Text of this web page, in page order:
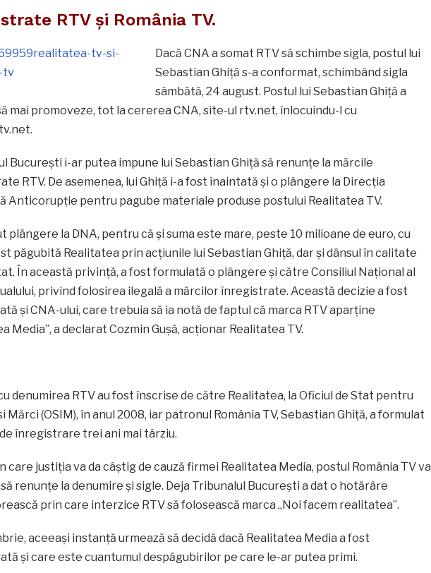
RTV şi România TV.
Dacă CNA a somat RTV să schimbe sigla, postul lui
Sebastian Ghiţă s-a conformat, schimbând sigla
sâmbătă, 24 august. Postul lui Sebastian Ghiță a
mai promoveze, tot la cererea CNA, site-ul rtv.net, înlocuindu-l cu
Bucureşti i-ar putea impune lui Sebastian Ghiţă să renunţe la mărcile
RTV. De asemenea, lui Ghiţă i-a fost înaintată şi o plângere la Direcţia
Anticorupţie pentru pagube materiale produse postului Realitatea TV.
plângere la DNA, pentru că şi suma este mare, peste 10 milioane de euro, cu
păgubită Realitatea prin acţiunile lui Sebastian Ghiţă, dar şi dânsul în calitate
În această privinţă, a fost formulată o plângere şi către Consiliul Naţional al
privind folosirea ilegală a mărcilor înregistrate. Această decizie a fost
şi CNA-ului, care trebuia să ia notă de faptul că marca RTV aparţine
Media”, a declarat Cozmin Guşă, acţionar Realitatea TV.
denumirea RTV au fost înscrise de către Realitatea, la Oficiul de Stat pentru
Mărci (OSIM), în anul 2008, iar patronul România TV, Sebastian Ghiţă, a formulat
înregistrare trei ani mai târziu.
care justiţia va da câştig de cauză firmei Realitatea Media, postul România TV va
renunţe la denumire şi sigle. Deja Tribunalul Bucureşti a dat o hotărâre
prin care interzice RTV să folosească marca „Noi facem realitatea”.
aceeaşi instanţă urmează să decidă dacă Realitatea Media a fost
şi care este cuantumul despăgubirilor pe care le-ar putea primi.